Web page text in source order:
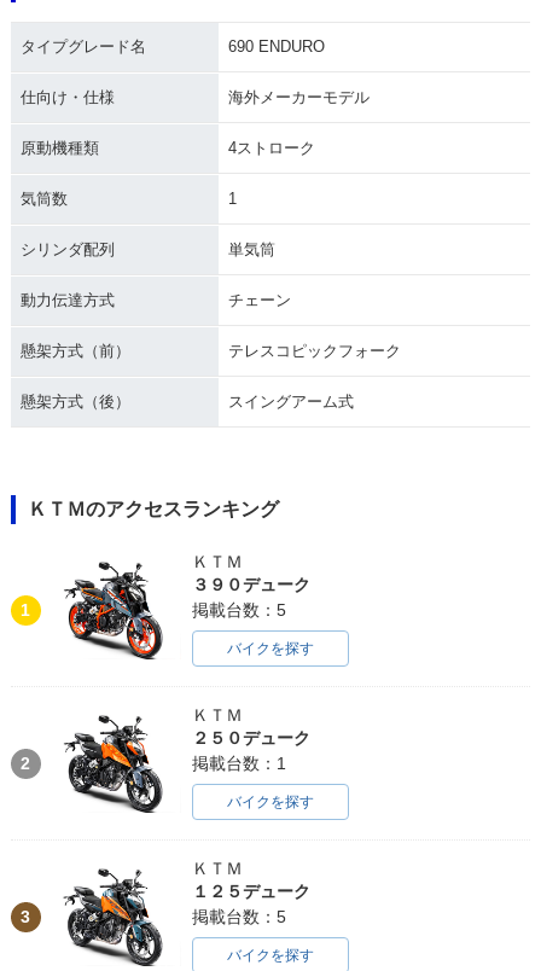
タイプグレード名 690 ENDURO
仕向け・仕様 海外メーカーモデル
原動機種類 4ストローク
気筒数 1
シリンダ配列 単気筒
動力伝達方式 チェーン
懸架方式（前） テレスコピックフォーク
懸架方式（後） スイングアーム式
ＫＴＭのアクセスランキング
1
ＫＴＭ
３９０デューク
掲載台数：5
バイクを探す
2
ＫＴＭ
２５０デューク
掲載台数：1
バイクを探す
3
ＫＴＭ
１２５デューク
掲載台数：5
バイクを探す